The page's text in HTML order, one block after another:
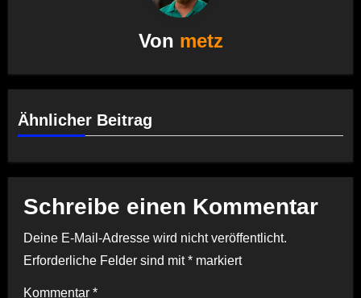
Von metz
Ähnlicher Beitrag
Schreibe einen Kommentar
Deine E-Mail-Adresse wird nicht veröffentlicht.
Erforderliche Felder sind mit*markiert
Kommentar *